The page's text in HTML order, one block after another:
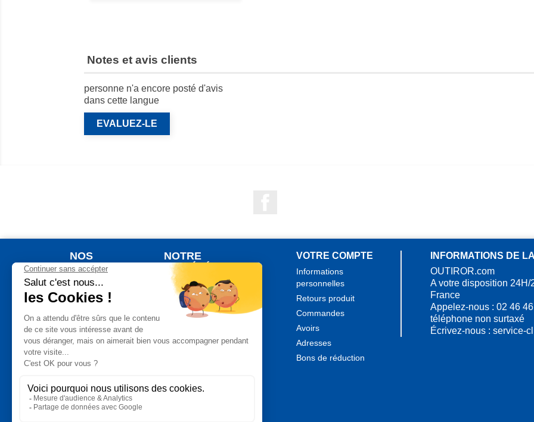
Notes et avis clients
personne n'a encore posté d'avis
dans cette langue
EVALUEZ-LE
NOS
PRODUITS
Nouveaux produits
Meilleures ventes
Jardinage
Plein Air
Auto Moto
Bricolage
Bien Etre
Cuisine
NOTRE
SOCIÉTÉ
Qui sommes nous ?
Votre commande
Votre livraison
Satisfaction
personnelles
VOTRE COMPTE
Informations
personnelles
Retours produit
Commandes
Avoirs
Adresses
Bons de réduction
INFORMATIONS DE
OUTIROR.com
A votre disposition 24H/
France
Appelez-nous : 02 46
téléphone non surtaxé
Écrivez-nous : service-